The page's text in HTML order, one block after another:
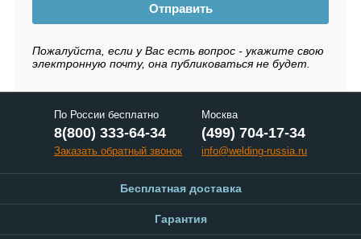
Отправить
Пожалуйста, если у Вас есть вопрос - укажите свою
электронную почту, она публиковаться не будет.
По России бесплатно
8(800) 333-64-34
Заказать обратный звонок
Москва
(499) 704-17-34
info@welding-russia.ru
Бесплатная доставка
Гарантия